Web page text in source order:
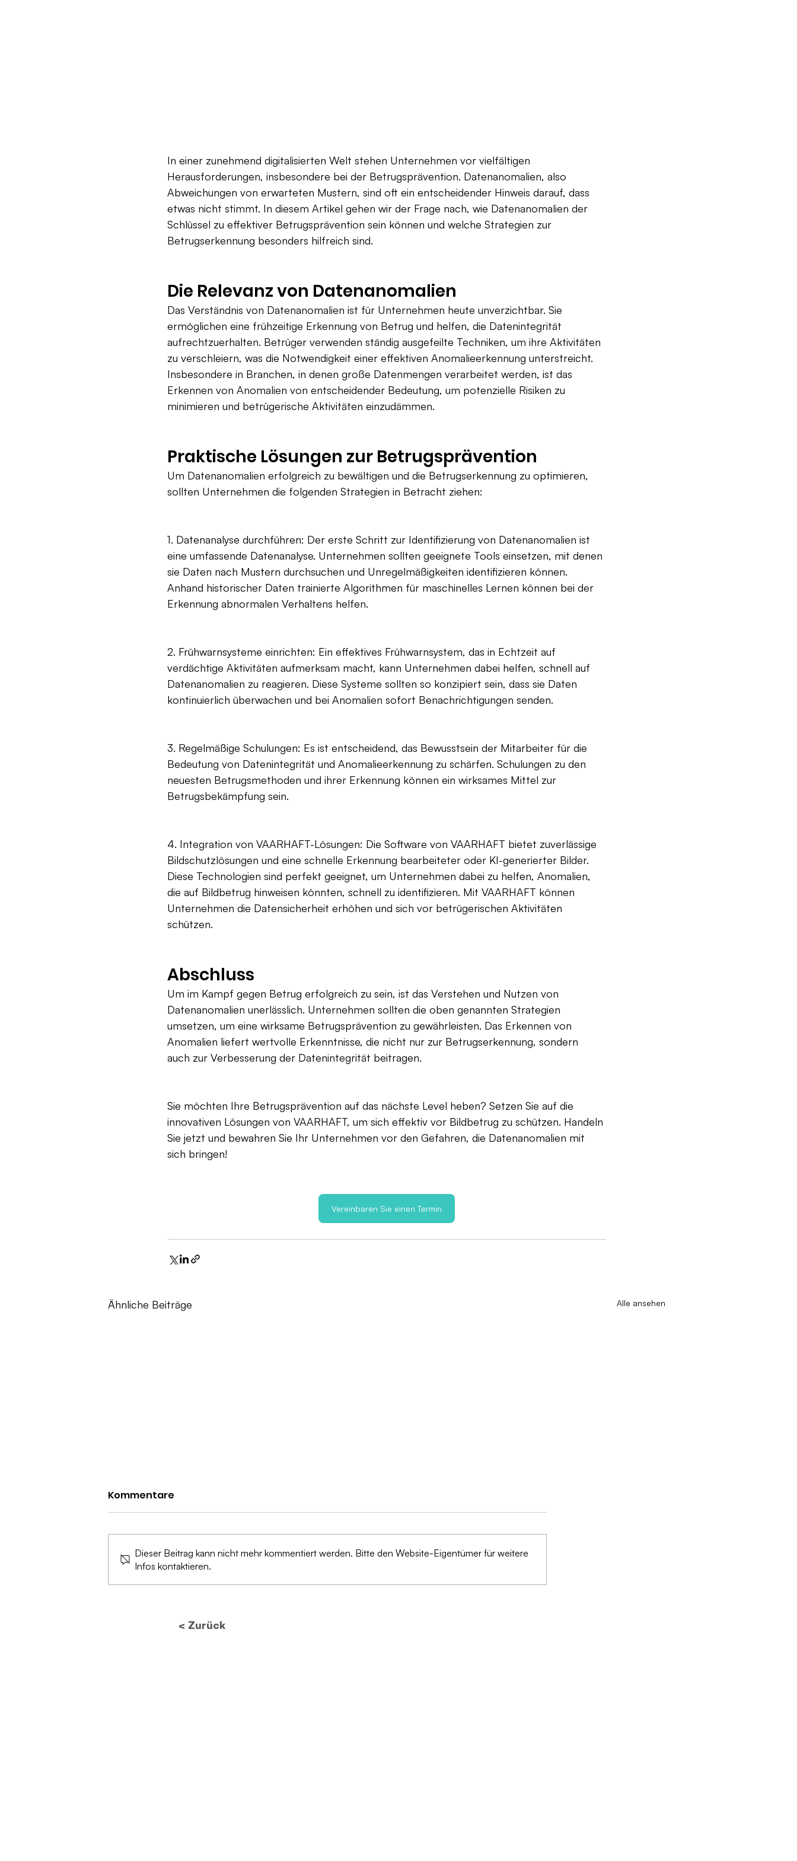
In einer zunehmend digitalisierten Welt stehen Unternehmen vor vielfältigen
Herausforderungen, insbesondere bei der Betrugsprävention. Datenanomalien, also
Abweichungen von erwarteten Mustern, sind oft ein entscheidender Hinweis darauf, dass
etwas nicht stimmt. In diesem Artikel gehen wir der Frage nach, wie Datenanomalien der
Schlüssel zu effektiver Betrugsprävention sein können und welche Strategien zur
Betrugserkennung besonders hilfreich sind.
Die Relevanz von Datenanomalien
Das Verständnis von Datenanomalien ist für Unternehmen heute unverzichtbar. Sie
ermöglichen eine frühzeitige Erkennung von Betrug und helfen, die Datenintegrität
aufrechtzuerhalten. Betrüger verwenden ständig ausgefeilte Techniken, um ihre Aktivitäten
zu verschleiern, was die Notwendigkeit einer effektiven Anomalieerkennung unterstreicht.
Insbesondere in Branchen, in denen große Datenmengen verarbeitet werden, ist das
Erkennen von Anomalien von entscheidender Bedeutung, um potenzielle Risiken zu
minimieren und betrügerische Aktivitäten einzudämmen.
Praktische Lösungen zur Betrugsprävention
Um Datenanomalien erfolgreich zu bewältigen und die Betrugserkennung zu optimieren,
sollten Unternehmen die folgenden Strategien in Betracht ziehen:
1. Datenanalyse durchführen: Der erste Schritt zur Identifizierung von Datenanomalien ist
eine umfassende Datenanalyse. Unternehmen sollten geeignete Tools einsetzen, mit denen
sie Daten nach Mustern durchsuchen und Unregelmäßigkeiten identifizieren können.
Anhand historischer Daten trainierte Algorithmen für maschinelles Lernen können bei der
Erkennung abnormalen Verhaltens helfen.
2. Frühwarnsysteme einrichten: Ein effektives Frühwarnsystem, das in Echtzeit auf
verdächtige Aktivitäten aufmerksam macht, kann Unternehmen dabei helfen, schnell auf
Datenanomalien zu reagieren. Diese Systeme sollten so konzipiert sein, dass sie Daten
kontinuierlich überwachen und bei Anomalien sofort Benachrichtigungen senden.
3. Regelmäßige Schulungen: Es ist entscheidend, das Bewusstsein der Mitarbeiter für die
Bedeutung von Datenintegrität und Anomalieerkennung zu schärfen. Schulungen zu den
neuesten Betrugsmethoden und ihrer Erkennung können ein wirksames Mittel zur
Betrugsbekämpfung sein.
4. Integration von VAARHAFT-Lösungen: Die Software von VAARHAFT bietet zuverlässige
Bildschutzlösungen und eine schnelle Erkennung bearbeiteter oder KI-generierter Bilder.
Diese Technologien sind perfekt geeignet, um Unternehmen dabei zu helfen, Anomalien,
die auf Bildbetrug hinweisen könnten, schnell zu identifizieren. Mit VAARHAFT können
Unternehmen die Datensicherheit erhöhen und sich vor betrügerischen Aktivitäten
schützen.
Abschluss
Um im Kampf gegen Betrug erfolgreich zu sein, ist das Verstehen und Nutzen von
Datenanomalien unerlässlich. Unternehmen sollten die oben genannten Strategien
umsetzen, um eine wirksame Betrugsprävention zu gewährleisten. Das Erkennen von
Anomalien liefert wertvolle Erkenntnisse, die nicht nur zur Betrugserkennung, sondern
auch zur Verbesserung der Datenintegrität beitragen.
Sie möchten Ihre Betrugsprävention auf das nächste Level heben? Setzen Sie auf die
innovativen Lösungen von VAARHAFT, um sich effektiv vor Bildbetrug zu schützen. Handeln
Sie jetzt und bewahren Sie Ihr Unternehmen vor den Gefahren, die Datenanomalien mit
sich bringen!
Vereinbaren Sie einen Termin
Ähnliche Beiträge Alle ansehen
Zukunft des
Vorschriften die
Von der Theorie zur
Kommentare
Dieser Beitrag kann nicht mehr kommentiert werden. Bitte den Website-Eigentümer für weitere
Infos kontaktieren.
< Zurück